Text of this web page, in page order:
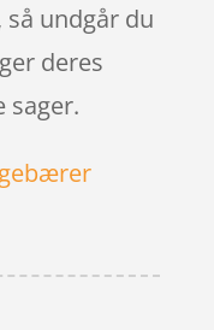
undgår du
deres
sager.